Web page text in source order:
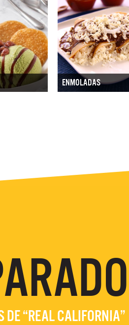
ENMOLADAS
DE “REAL CALIFORNIA”